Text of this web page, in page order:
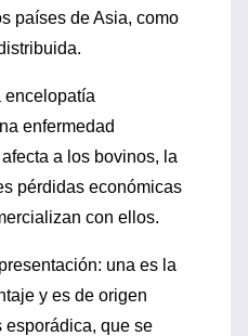
países de Asia, como
encelopatía
enfermedad
a los bovinos, la
pérdidas económicas
con ellos.
una es la
y es de origen
esporádica, que se